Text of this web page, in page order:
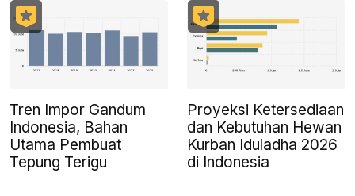
Tren Impor Gandum
Indonesia, Bahan
Utama Pembuat
Tepung Terigu
Proyeksi Ketersediaan
dan Kebutuhan Hewan
Kurban Iduladha 2026
di Indonesia